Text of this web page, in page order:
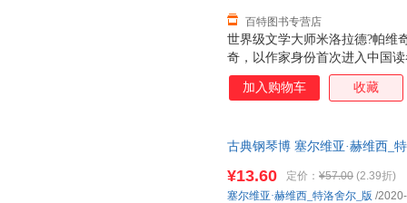
世界级文学大师米洛拉德?帕
奇，以作家身份首次进入中国
的真实经历，模糊“虚构”与“非
宴”，探访作家夫妇的巴黎“私
自我救赎。
百特图书专营店
加入购物车 收藏
古典钢琴博 塞尔维亚·赫维西_
¥13.60 定价： ¥57.00 (2.39折)
塞尔维亚·赫维西_特洛舍尔_版 /